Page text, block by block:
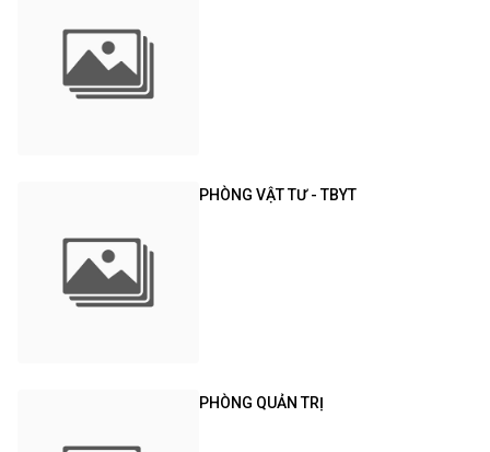
PHÒNG VẬT TƯ - TBYT
PHÒNG QUẢN TRỊ